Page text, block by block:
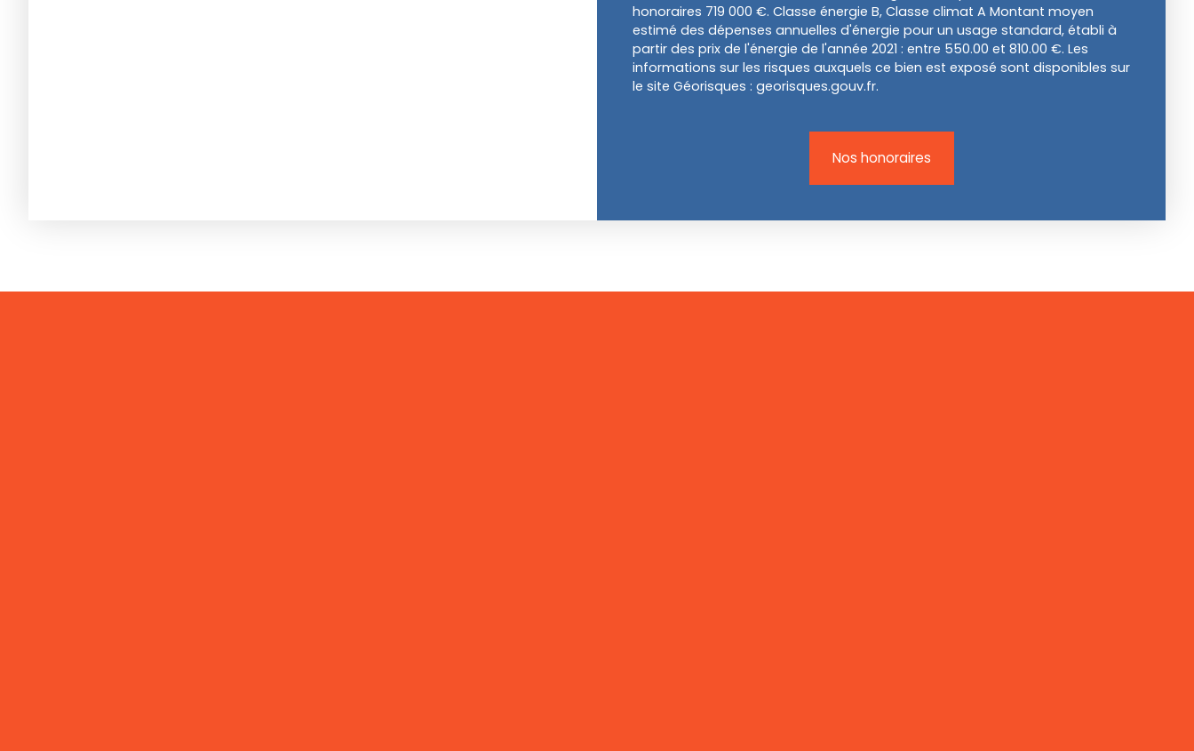
honoraires 719 000 €. Classe énergie B, Classe climat A Montant moyen
estimé des dépenses annuelles d'énergie pour un usage standard, établi à
partir des prix de l'énergie de l'année 2021 : entre 550.00 et 810.00 €. Les
informations sur les risques auxquels ce bien est exposé sont disponibles sur
le site Géorisques : georisques.gouv.fr.
Nos honoraires